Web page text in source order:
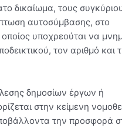
δικαίωμα, τους
αυτοσύμβασης, στο
υποχρεούται να
τον αριθμό και
δημοσίων έργων ή
στην κείμενη
την προσφορά